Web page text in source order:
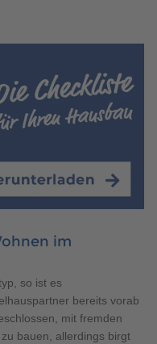
im
so ist es
bereits vorab
mit fremden
zu bauen, allerdings birgt